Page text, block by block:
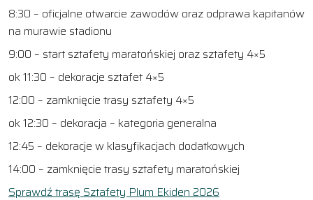
8:30 – oficjalne otwarcie zawodów oraz odprawa kapitanów
na murawie stadionu
9:00 – start sztafety maratońskiej oraz sztafety 4×5
ok 11:30 – dekoracje sztafet 4×5
12:00 – zamknięcie trasy sztafety 4×5
ok 12:30 – dekoracja – kategoria generalna
12:45 – dekoracje w klasyfikacjach dodatkowych
14:00 – zamknięcie trasy sztafety maratońskiej
Sprawdź trasę Sztafety Plum Ekiden 2026